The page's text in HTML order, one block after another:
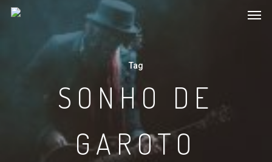
Tag
SONHO DE
GAROTO